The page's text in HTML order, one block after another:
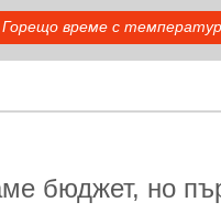
Горещо време с
бюджет, но